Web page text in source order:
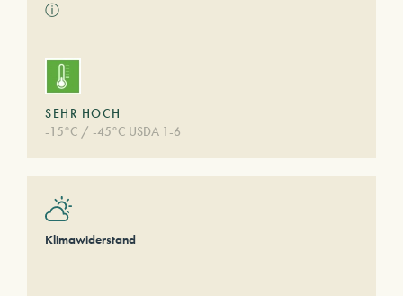
ⓘ
SEHR HOCH
-15°C / -45°C USDA 1-6
Klimawiderstand